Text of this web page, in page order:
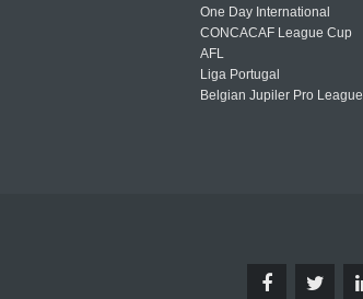
One Day International
CONCACAF League Cup
AFL
Liga Portugal
Belgian Jupiler Pro League